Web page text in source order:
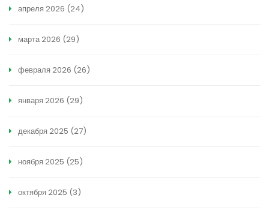
апреля 2026 (24)
марта 2026 (29)
февраля 2026 (26)
января 2026 (29)
декабря 2025 (27)
ноября 2025 (25)
октября 2025 (3)